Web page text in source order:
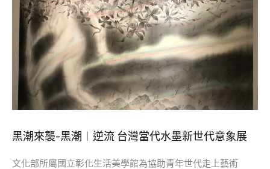
黑潮來襲-黑潮︱逆流 台灣當代水墨新世代意象展
文化部所屬國立彰化生活美學館為協助青年世代走上藝術